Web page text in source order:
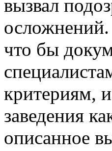
вызвал
осложнений.
что бы
критериям,
заведения
описанное